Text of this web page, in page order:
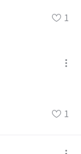
1
1